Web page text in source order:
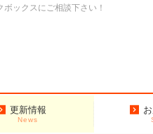
ックスにご相談下さい！
更新情報
News